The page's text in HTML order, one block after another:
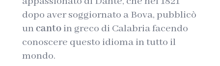
dopo aver soggiornato a Bova, pubblicò
uncantoin greco di Calabria facendo
conoscere questo idioma in tutto il
mondo.